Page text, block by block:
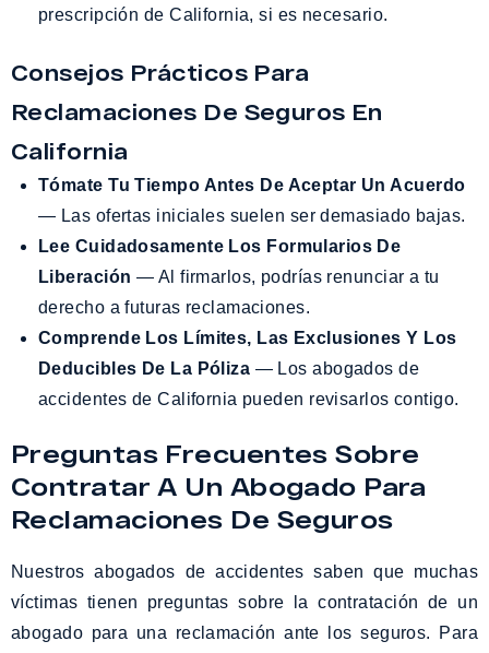
prescripción de California, si es necesario.
Consejos Prácticos Para
Reclamaciones De Seguros En
California
Tómate Tu Tiempo Antes De Aceptar Un Acuerdo
— Las ofertas iniciales suelen ser demasiado bajas.
Lee Cuidadosamente Los Formularios De
Liberación — Al firmarlos, podrías renunciar a tu
derecho a futuras reclamaciones.
Comprende Los Límites, Las Exclusiones Y Los
Deducibles De La Póliza — Los abogados de
accidentes de California pueden revisarlos contigo.
Preguntas Frecuentes Sobre
Contratar A Un Abogado Para
Reclamaciones De Seguros
Nuestros abogados de accidentes saben que muchas
víctimas tienen preguntas sobre la contratación de un
abogado para una reclamación ante los seguros. Para